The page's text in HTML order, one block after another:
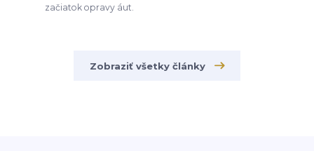
začiatok opravy áut.
Zobraziť všetky články